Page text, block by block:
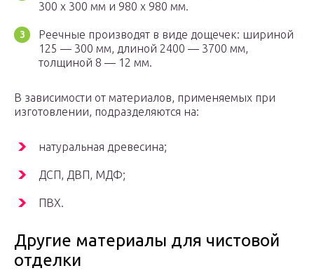
300 х 300 мм и 980 х 980 мм.
Реечные производят в виде дощечек: шириной
125 — 300 мм, длиной 2400 — 3700 мм,
толщиной 8 — 12 мм.
В зависимости от материалов, применяемых при
изготовлении, подразделяются на:
натуральная древесина;
ДСП, ДВП, МДФ;
ПВХ.
Дpyгиe мaтepиaлы для чиcтoвoй
oтдeлки